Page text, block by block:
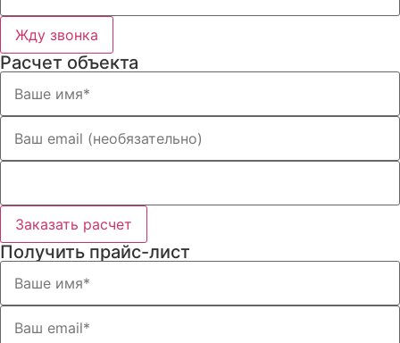
Жду звонка
Расчет объекта
Заказать расчет
Получить прайс-лист